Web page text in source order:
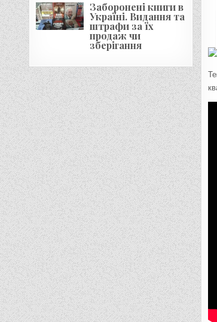
Заборонені книги в
Україні. Видання та
штрафи за їх
продаж чи
зберігання